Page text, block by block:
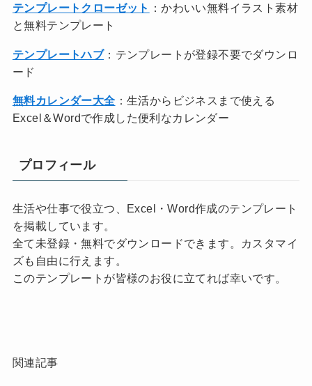
テンプレートクローゼット
：かわいい無料イラスト素材
と無料テンプレート
テンプレートハブ：テンプレートが登録不要でダウンロ
ード
無料カレンダー大全 ：生活からビジネスまで使える
Excel＆Wordで作成した便利なカレンダー
プロフィール
生活や仕事で役立つ、Excel・Word作成のテンプレート
を掲載しています。
全て未登録・無料でダウンロードできます。カスタマイ
ズも自由に行えます。
このテンプレートが皆様のお役に立てれば幸いです。
関連記事